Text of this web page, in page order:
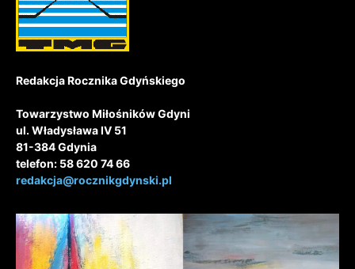
Redakcja Rocznika Gdyńskiego
Towarzystwo Miłośników Gdyni
ul. Władysława IV 51
81-384 Gdynia
telefon: 58 620 74 66
redakcja@rocznikgdynski.pl